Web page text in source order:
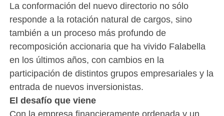
La conformación del nuevo directorio no sólo
responde a la rotación natural de cargos, sino
también a un proceso más profundo de
recomposición accionaria que ha vivido Falabella
en los últimos años, con cambios en la
participación de distintos grupos empresariales y la
entrada de nuevos inversionistas.
El desafío que viene
Con la empresa financieramente ordenada y un